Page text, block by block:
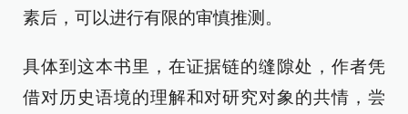
素后，可以进行有限的审慎推测。
具体到这本书里，在证据链的缝隙处，作者凭
借对历史语境的理解和对研究对象的共情，尝